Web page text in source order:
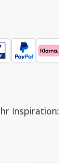
Inspiration: